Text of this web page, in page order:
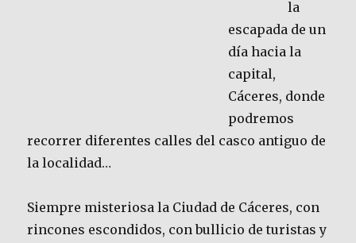
la
escapada de un
día hacia la
capital,
Cáceres, donde
podremos
recorrer diferentes calles del casco antiguo de
la localidad…
Siempre misteriosa la Ciudad de Cáceres, con
rincones escondidos, con bullicio de turistas y